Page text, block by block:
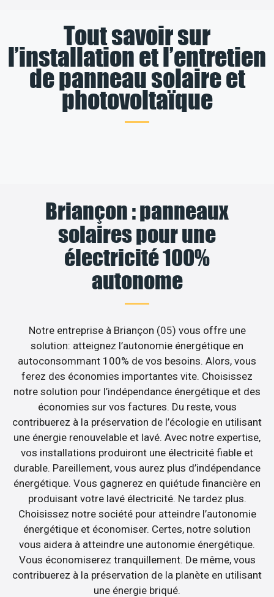
Tout savoir sur
l’installation et l’entretien
de panneau solaire et
photovoltaïque
Briançon : panneaux
solaires pour une
électricité 100%
autonome
Notre entreprise à Briançon (05) vous offre une
solution: atteignez l’autonomie énergétique en
autoconsommant 100% de vos besoins. Alors, vous
ferez des économies importantes vite. Choisissez
notre solution pour l’indépendance énergétique et des
économies sur vos factures. Du reste, vous
contribuerez à la préservation de l’écologie en utilisant
une énergie renouvelable et lavé. Avec notre expertise,
vos installations produiront une électricité fiable et
durable. Pareillement, vous aurez plus d’indépendance
énergétique. Vous gagnerez en quiétude financière en
produisant votre lavé électricité. Ne tardez plus.
Choisissez notre société pour atteindre l’autonomie
énergétique et économiser. Certes, notre solution
vous aidera à atteindre une autonomie énergétique.
Vous économiserez tranquillement. De même, vous
contribuerez à la préservation de la planète en utilisant
une énergie briqué.